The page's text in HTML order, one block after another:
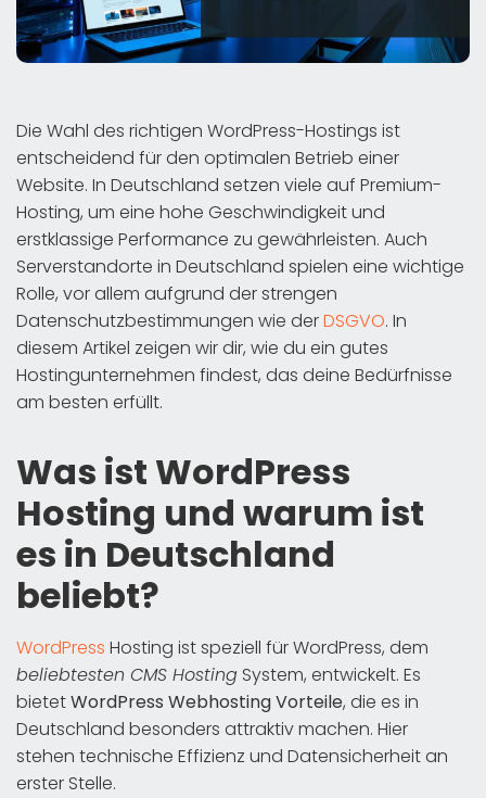
Die Wahl des richtigen WordPress-Hostings ist
entscheidend für den optimalen Betrieb einer
Website. In Deutschland setzen viele auf Premium-
Hosting, um eine hohe Geschwindigkeit und
erstklassige Performance zu gewährleisten. Auch
Serverstandorte in Deutschland spielen eine wichtige
Rolle, vor allem aufgrund der strengen
Datenschutzbestimmungen wie derDSGVO. In
diesem Artikel zeigen wir dir, wie du ein gutes
Hostingunternehmen findest, das deine Bedürfnisse
am besten erfüllt.
Was ist WordPress
Hosting und warum ist
es in Deutschland
beliebt?
WordPress Hosting ist speziell für WordPress, dem
beliebtesten CMS Hosting System, entwickelt. Es
bietetWordPress Webhosting Vorteile, die es in
Deutschland besonders attraktiv machen. Hier
stehen technische Effizienz und Datensicherheit an
erster Stelle.